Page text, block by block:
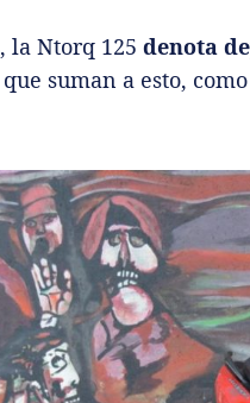
la Ntorq 125 denota
suman a esto,